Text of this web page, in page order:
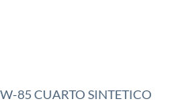
85 CUARTO SINTETICO